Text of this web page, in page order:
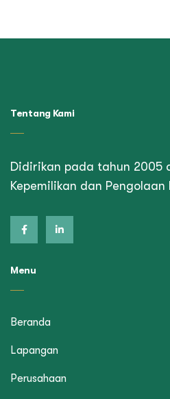
Tentang Kami
Didirikan pada tahun 2005
Kepemilikan dan
Menu
Beranda
Lapangan
Perusahaan